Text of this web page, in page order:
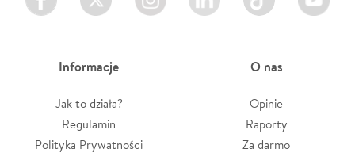
Informacje
Jak to działa?
Regulamin
Polityka Prywatności
O nas
Opinie
Raporty
Za darmo